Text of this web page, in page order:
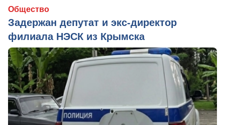
Общество
Задержан депутат и экс-директор
филиала НЭСК из Крымска